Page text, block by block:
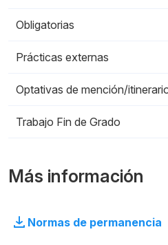
Obligatorias
Prácticas externas
Optativas de mención/
Trabajo Fin de Grado
Más información
Normas de permanencia